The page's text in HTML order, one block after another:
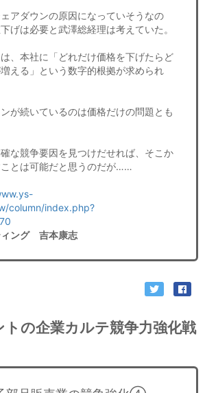
アダウンの原因になっていそうなの
げは必要と武澤総経理は考えていた。
、本社に「どれだけ価格を下げたらど
える」という数字的根拠が求められ
が続いているのは価格だけの問題とも
な競争要因を見つけだせれば、そこか
とは可能だと思うのだが……
column/index.php?
ィング 吉本康志
トの企業カルテ競争力強化戦